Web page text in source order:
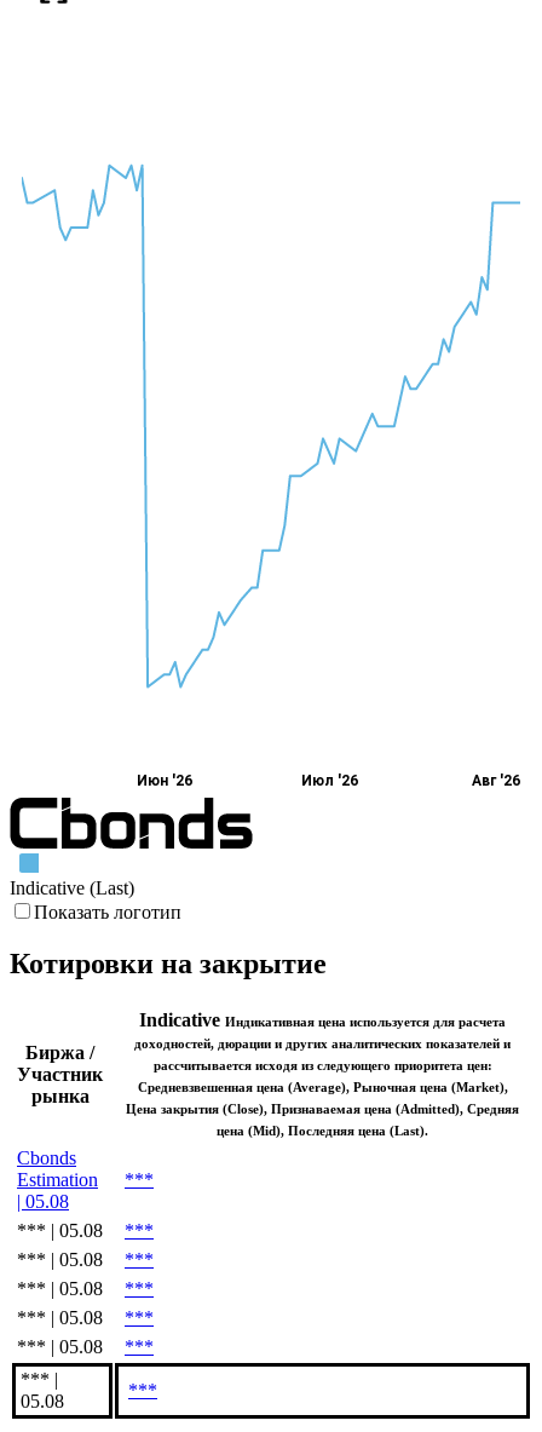
Июн '26 Июл '26 Авг '26
Indicative (Last)
Показать логотип
Котировки на закрытие
Биржа /
Участник
рынка
Indicative Индикативная цена используется для расчета
доходностей, дюрации и других аналитических показателей и
рассчитывается исходя из следующего приоритета цен:
Средневзвешенная цена (Average), Рыночная цена (Market),
Цена закрытия (Close), Признаваемая цена (Admitted), Средняя
цена (Mid), Последняя цена (Last).
Cbonds
Estimation
| 05.08
***
*** | 05.08
***
*** | 05.08
***
*** | 05.08
***
*** | 05.08
***
*** | 05.08
***
*** |
05.08
***